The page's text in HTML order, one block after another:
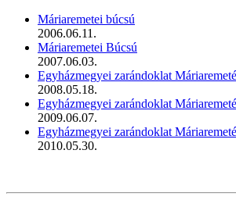
Máriaremetei búcsú
2006.06.11.
Máriaremetei Búcsú
2007.06.03.
Egyházmegyei zarándoklat
2008.05.18.
Egyházmegyei zarándoklat
2009.06.07.
Egyházmegyei zarándoklat
2010.05.30.